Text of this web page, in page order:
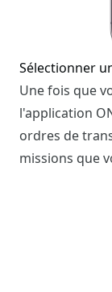
Sélectionner
Une fois que
l'application
ordres de
missions que